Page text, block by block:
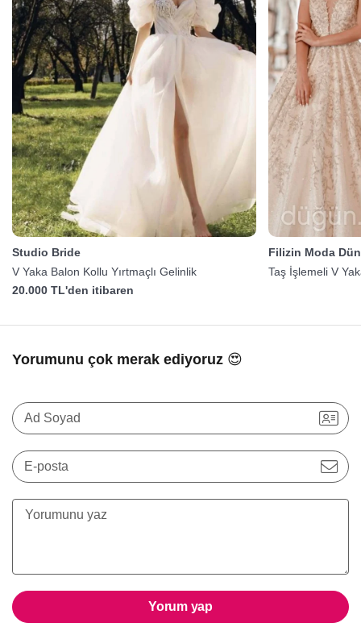
Studio Bride
V Yaka Balon Kollu Yırtmaçlı Gelinlik
20.000 TL'den itibaren
Filizin Moda
Taş İşlemeli V
Yorumunu çok merak ediyoruz 😍
Ad Soyad
E-posta
Yorum yap